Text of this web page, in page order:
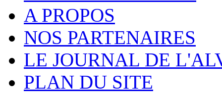
A PROPOS
NOS PARTENAIRES
LE JOURNAL DE
PLAN DU SITE